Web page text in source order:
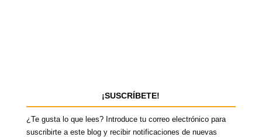
¡SUSCRÍBETE!
¿Te gusta lo que lees? Introduce tu correo electrónico para
suscribirte a este blog y recibir notificaciones de nuevas